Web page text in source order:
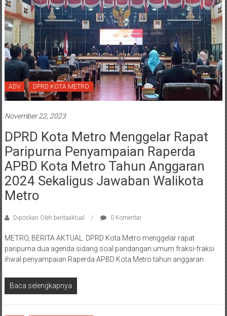
ADV DPRD KOTA METRO
November 22, 2023
DPRD Kota Metro Menggelar Rapat
Paripurna Penyampaian Raperda
APBD Kota Metro Tahun Anggaran
2024 Sekaligus Jawaban Walikota
Metro
Diposkan Oleh:beritaaktual 0 Komentar
METRO, BERITA AKTUAL. DPRD Kota Metro menggelar rapat
paripurna dua agenda sidang soal pandangan umum fraksi-fraksi
ihwal penyampaian Raperda APBD Kota Metro tahun anggaran
Baca selengkapnya